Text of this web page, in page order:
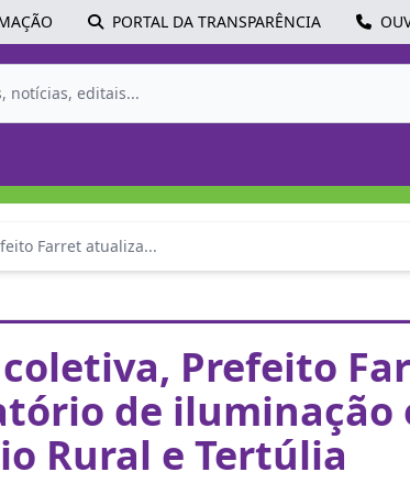
PORTAL DA TRANSPARÊNCIA
Farret atualiza...
coletiva, Prefeito
de iluminação
Rural e Tertúlia